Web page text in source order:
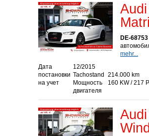
DE-
mehr...
Дата
постановки
на учет
12/2015
Tachostand 214.000 km
Мощность
двигателя
160 KW / 217